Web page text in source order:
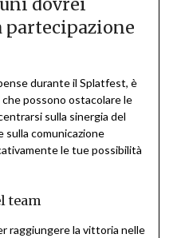
partecipazione
durante il Splatfest, è
possono ostacolare le
sulla sinergia del
sulla comunicazione
le tue possibilità
team
raggiungere la vittoria nelle